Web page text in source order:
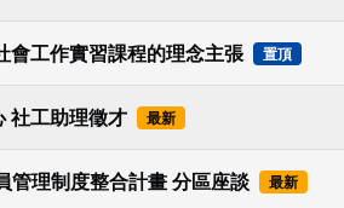
會工作實習課程的理念主張 置頂
社工助理徵才 最新
管理制度整合計畫 分區座談 最新